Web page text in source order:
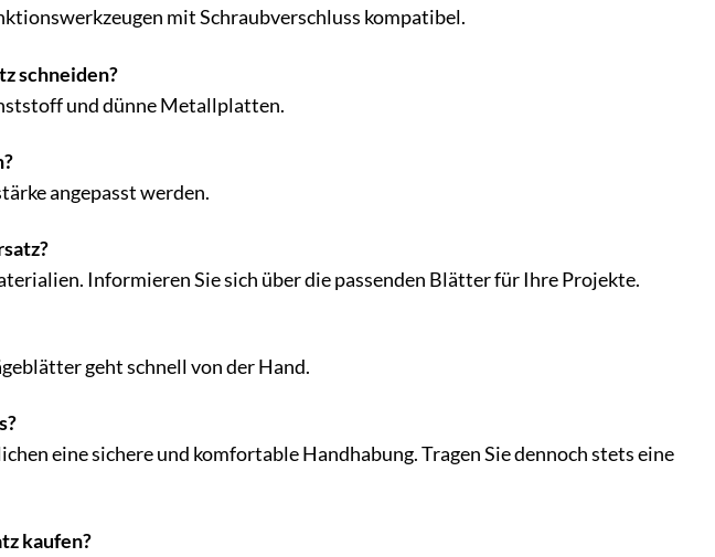
mit Schraubverschluss kompatibel.
schneiden?
und dünne Metallplatten.
angepasst werden.
Informieren Sie sich über die passenden Blätter für Ihre Projekte.
geht schnell von der Hand.
eine sichere und komfortable Handhabung. Tragen Sie dennoch stets eine
kaufen?